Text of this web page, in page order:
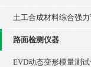
土工合成材料综合强
路面检测仪器
EVD动态变形模量测试